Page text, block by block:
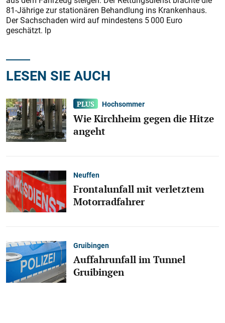
81-Jährige zur stationären Behandlung ins Krankenhaus.
Der Sachschaden wird auf mindestens 5 000 Euro
geschätzt. lp
LESEN SIE AUCH
Hochsommer
Wie Kirchheim gegen die Hitze
angeht
Neuffen
Frontalunfall mit verletztem
Motorradfahrer
Gruibingen
Auffahrunfall im Tunnel
Gruibingen